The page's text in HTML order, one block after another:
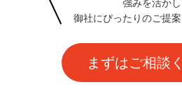
強みを活か
御社にぴったりのご提
まずはご相談